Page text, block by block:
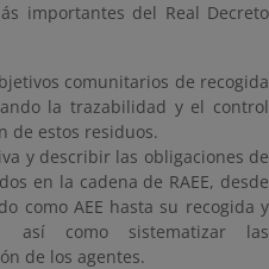
importantes del Real Decreto
comunitarios de recogida
la trazabilidad y el control
de estos residuos.
y describir las obligaciones de
en la cadena de RAEE, desde
como AEE hasta su recogida y
así como sistematizar las
de los agentes.